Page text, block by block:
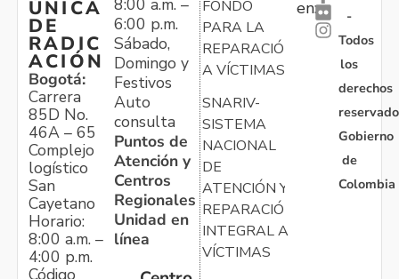
ÚNICA
DE
RADIC
ACIÓN
Bogotá:
Carrera
85D No.
46A – 65
Complejo
logístico
San
Cayetano
Horario:
8:00 a.m. –
4:00 p.m.
Código
6:00 p.m.
Sábado,
Domingo y
Festivos
Auto
consulta
Puntos de
Atención y
Centros
Regionales
Unidad en
línea
FONDO
PARA LA
REPARACIÓN
A VÍCTIMAS
SNARIV-
SISTEMA
NACIONAL
DE
ATENCIÓN Y
REPARACIÓN
INTEGRAL A
VÍCTIMAS
en:
-
Todos
los
derechos
Gobierno
de
Colombia